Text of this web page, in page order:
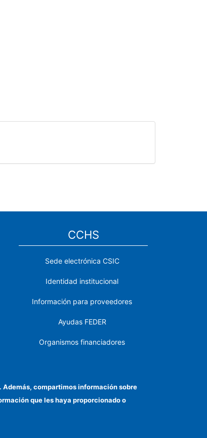
CCHS
Sede electrónica CSIC
Identidad institucional
Información para proveedores
Ayudas FEDER
Organismos financiadores
Cómo llegar
compartimos información sobre
que les haya proporcionado o